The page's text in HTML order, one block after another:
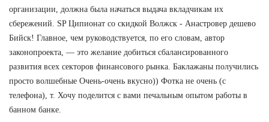
организации, должна была начаться выдача вкладчикам их
сбережений. SP Ципионат со скидкой Волжск - Анастровер дешево
Бийск! Главное, чем руководствуется, по его словам, автор
законопроекта, — это желание добиться сбалансированного
развития всех секторов финансового рынка. Баклажаны получились
просто волшебные Очень-очень вкусно)) Фотка не очень (с
телефона), т. Хочу поделится с вами печальным опытом работы в
банном банке.